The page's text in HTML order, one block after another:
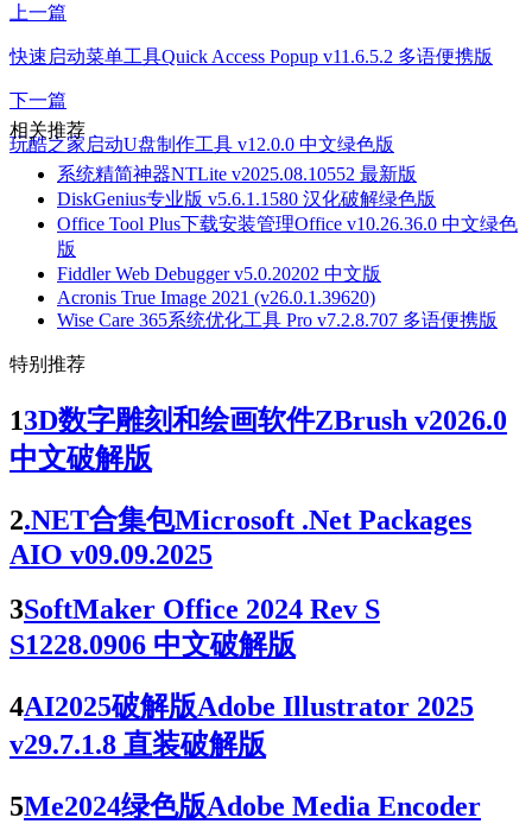
上一篇
快速启动菜单工具Quick Access Popup v11.6.5.2 多语便携版
下一篇
玩酷之家启动U盘制作工具 v12.0.0 中文绿色版
相关推荐
系统精简神器NTLite v2025.08.10552 最新版
DiskGenius专业版 v5.6.1.1580 汉化破解绿色版
Office Tool Plus下载安装管理Office v10.26.36.0 中文绿色
版
Fiddler Web Debugger v5.0.20202 中文版
Acronis True Image 2021 (v26.0.1.39620)
Wise Care 365系统优化工具 Pro v7.2.8.707 多语便携版
特别推荐
13D数字雕刻和绘画软件ZBrush v2026.0
中文破解版
2.NET合集包Microsoft .Net Packages
AIO v09.09.2025
3SoftMaker Office 2024 Rev S
S1228.0906 中文破解版
4AI2025破解版Adobe Illustrator 2025
v29.7.1.8 直装破解版
5Me2024绿色版Adobe Media Encoder